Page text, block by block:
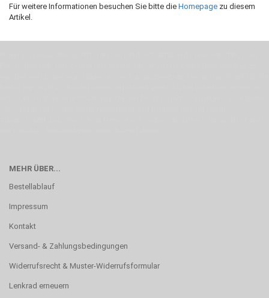
Für weitere Informationen besuchen Sie bitte die Homepage zu diesem
Artikel.
MEHR ÜBER...
Bestellablauf
Impressum
Kontakt
Versand- & Zahlungsbedingungen
Widerrufsrecht & Muster-Widerrufsformular
Lenkrad erneuern